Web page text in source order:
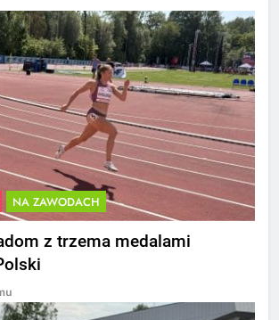
NA ZAWODACH
z trzema medalami